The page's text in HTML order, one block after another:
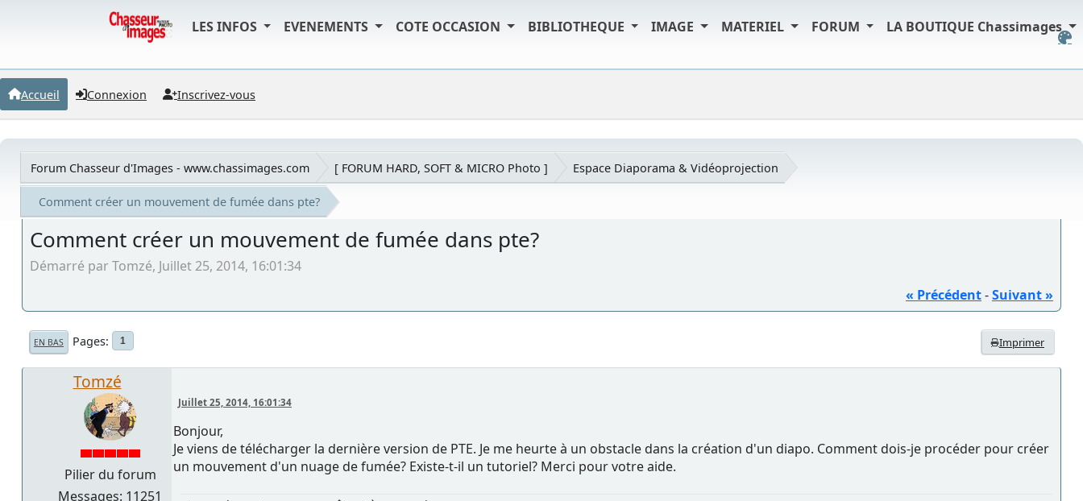
LES INFOS EVENEMENTS COTE OCCASION BIBLIOTHEQUE IMAGE MATERIEL FORUM LA BOUTIQUE Chassimages
Accueil Connexion Inscrivez-vous
Forum Chasseur d'Images - www.chassimages.com [ FORUM HARD, SOFT & MICRO Photo ] Espace Diaporama & Vidéoprojection
Comment créer un mouvement de fumée dans pte?
Comment créer un mouvement de fumée dans pte?
Démarré par Tomzé, Juillet 25, 2014, 16:01:34
« Précédent-Suivant »
Imprimer
EN BAS Pages 1
Tomzé
Pilier du forum
Messages: 11251
Juillet 25, 2014, 16:01:34
Bonjour,
Je viens de télécharger la dernière version de PTE. Je me heurte à un obstacle dans la création d'un diapo. Comment dois-je procéder pour créer
un mouvement d'un nuage de fumée? Existe-t-il un tutoriel? Merci pour votre aide.